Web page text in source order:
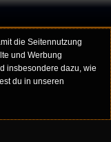
die Seitennutzung
und Werbung
insbesondere dazu, wie
du in unseren